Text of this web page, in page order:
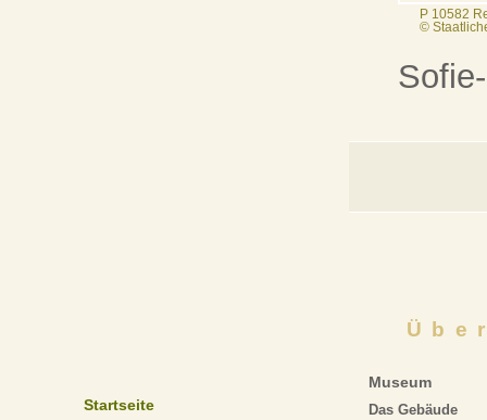
P 10582
©
Startseite
Museum
Das Gebäude